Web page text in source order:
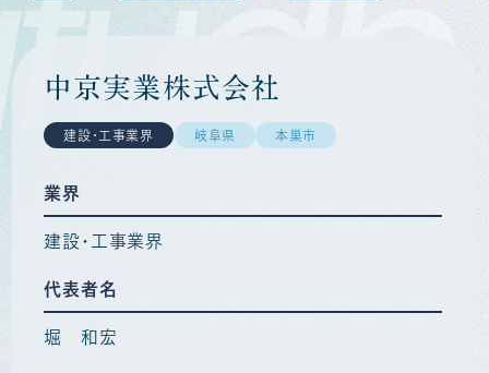
中京実業株式会社
建設・工事業界 岐阜県 本巣市
業界
建設・工事業界
代表者名
堀 和宏